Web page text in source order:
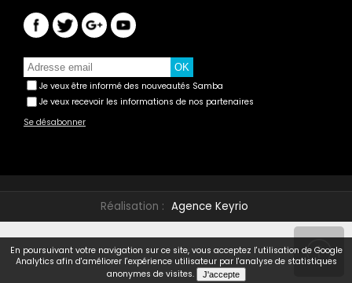
Je veux être informé des nouveautés Samba
Je veux recevoir les informations de nos partenaires
Se désabonner
Réalisation : Agence Keyrio
En poursuivant votre navigation sur ce site, vous acceptez l'utilisation de Google
Analytics afin d'améliorer l'expérience utilisateur par l'analyse de statistiques
anonymes de visites.